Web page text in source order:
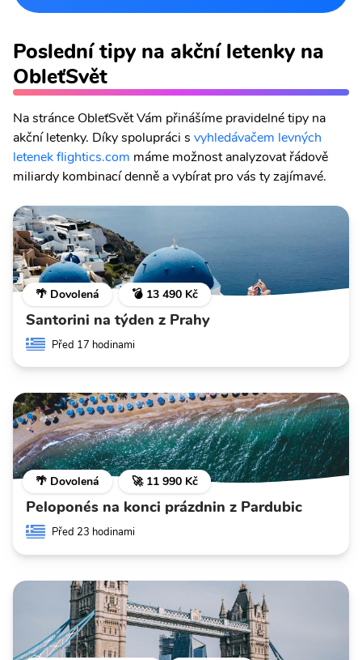
Poslední tipy na akční letenky na
ObleťSvět
Na stránce ObleťSvět Vám přinášíme pravidelné tipy na
akční letenky. Díky spolupráci s vyhledávačem levných
letenek flightics.com máme možnost analyzovat řádově
miliardy kombinací denně a vybírat pro vás ty zajímavé.
🌴 Dovolená 💣 13 490 Kč
Santorini na týden z Prahy
Před 17 hodinami
🌴 Dovolená 🚀 11 990 Kč
Peloponés na konci prázdnin z Pardubic
Před 23 hodinami